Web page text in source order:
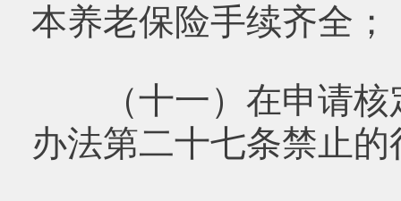
本养老保险手续齐全；
（十一）在申请核
办法第二十七条禁止的